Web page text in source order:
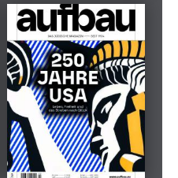
März 2026
Beilage